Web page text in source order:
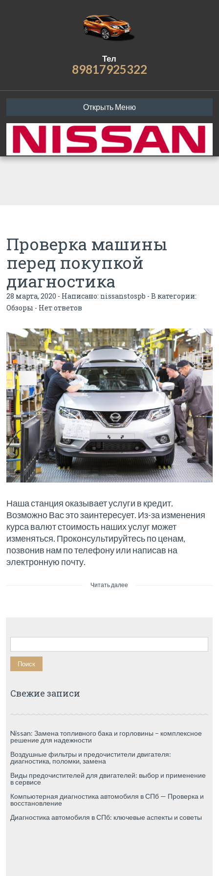
Тел
89817925322
Открыть Меню
Проверка машины
перед покупкой
диагностика
28 марта, 2020 - Написано: nissanstospb - В категории:
Обзоры - Нет ответов
Наша станция оказывает услуги в кредит.
Возможно Вас это заинтересует. Из-за изменения
курса валют стоимость наших услуг может
изменяться. Проконсультируйтесь по ценам,
позвонив нам по телефону или написав на
электронную почту.
Читать далее
Найти:
Свежие записи
Nissan: Замена топливного бака и горловины – комплексное
решение для надежности
Воздушные фильтры и предочистители двигателя:
диагностика, поломки, замена
Виды предочистителей для двигателей: выбор и применение
в сервисе
Компьютерная диагностика автомобиля в СПб — Проверка и
восстановление
Диагностика автомобиля в СПб: ключевые аспекты и советы